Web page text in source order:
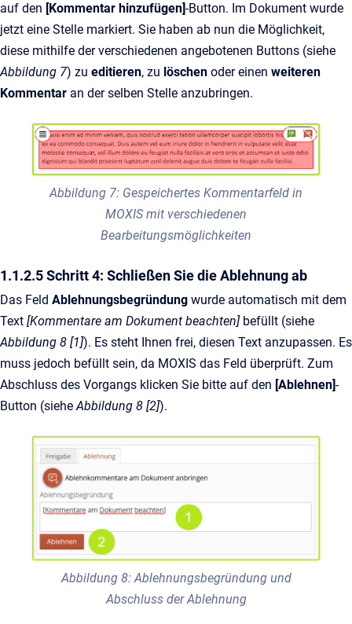
auf den [Kommentar hinzufügen]-Button. Im Dokument wurde
jetzt eine Stelle markiert. Sie haben ab nun die Möglichkeit,
diese mithilfe der verschiedenen angebotenen Buttons (siehe
Abbildung 7) zu editieren, zu löschen oder einen weiteren
Kommentar an der selben Stelle anzubringen.
Abbildung 7: Gespeichertes Kommentarfeld in
MOXIS mit verschiedenen
Bearbeitungsmöglichkeiten
1.1.2.5 Schritt 4: Schließen Sie die Ablehnung ab
Das Feld Ablehnungsbegründung wurde automatisch mit dem
Text [Kommentare am Dokument beachten]befüllt (siehe
Abbildung 8 [1]). Es steht Ihnen frei, diesen Text anzupassen. Es
muss jedoch befüllt sein, da MOXIS das Feld überprüft. Zum
Abschluss des Vorgangs klicken Sie bitte auf den [Ablehnen]-
Button (sieheAbbildung 8 [2]).
Abbildung 8: Ablehnungsbegründung und
Abschluss der Ablehnung